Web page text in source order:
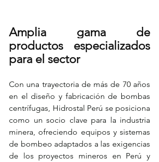
Amplia gama de
productos especializados
para el sector
Con una trayectoria de más de 70 años
en el diseño y fabricación de bombas
centrífugas, Hidrostal Perú se posiciona
como un socio clave para la industria
minera, ofreciendo equipos y sistemas
de bombeo adaptados a las exigencias
de los proyectos mineros en Perú y